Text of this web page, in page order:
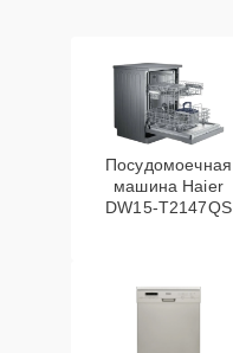
Посудомоечная
машина Haier
DW15-T2147QS